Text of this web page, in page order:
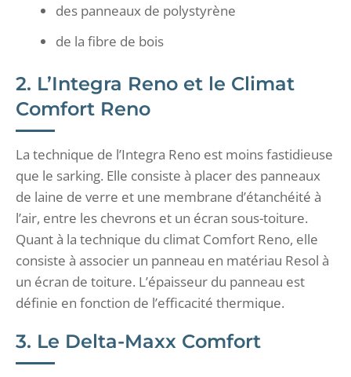
des panneaux de polystyrène
de la fibre de bois
2. L’Integra Reno et le Climat
Comfort Reno
La technique de l’Integra Reno est moins fastidieuse
que le sarking. Elle consiste à placer des panneaux
de laine de verre et une membrane d’étanchéité à
l’air, entre les chevrons et un écran sous-toiture.
Quant à la technique du climat Comfort Reno, elle
consiste à associer un panneau en matériau Resol à
un écran de toiture. L’épaisseur du panneau est
définie en fonction de l’efficacité thermique.
3. Le Delta-Maxx Comfort